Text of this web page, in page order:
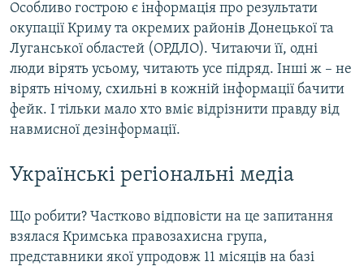
Особливо гострою є інформація про результати
окупації Криму та окремих районів Донецької та
Луганської областей (ОРДЛО). Читаючи її, одні
люди вірять усьому, читають усе підряд. Інші ж – не
вірять нічому, схильні в кожній інформації бачити
фейк. І тільки мало хто вміє відрізнити правду від
навмисної дезінформації.
Українські регіональні медіа
Що робити? Частково відповісти на це запитання
взялася Кримська правозахисна група,
представники якої упродовж 11 місяців на базі